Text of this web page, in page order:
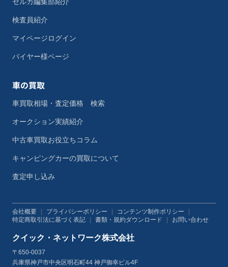
検査員紹介
マイページログイン
バイヤー様ページ
車の買取
車買取相場・査定価格 検索
オークション実績紹介
中古車買取お役立ちコラム
キャンピングカーの買取について
査定申し込み
会社概要 プライバシーポリシー コンテンツ制作ポリシー
特定商取引法に基づく表記
書類・規約ダウンロード お問い合わせ
クイック・ネットワーク株式会社
〒650-0037
兵庫県神戸市中央区明石町44 神戸御幸ビル4F